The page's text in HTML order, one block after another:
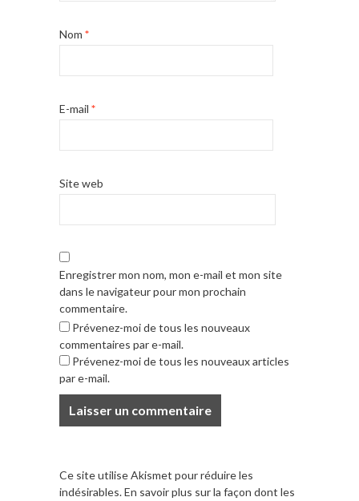
Nom *
E-mail *
Site web
Enregistrer mon nom, mon e-mail et mon site
dans le navigateur pour mon prochain
commentaire.
Prévenez-moi de tous les nouveaux
commentaires par e-mail.
Prévenez-moi de tous les nouveaux articles
par e-mail.
Ce site utilise Akismet pour réduire les
indésirables.En savoir plus sur la façon dont les